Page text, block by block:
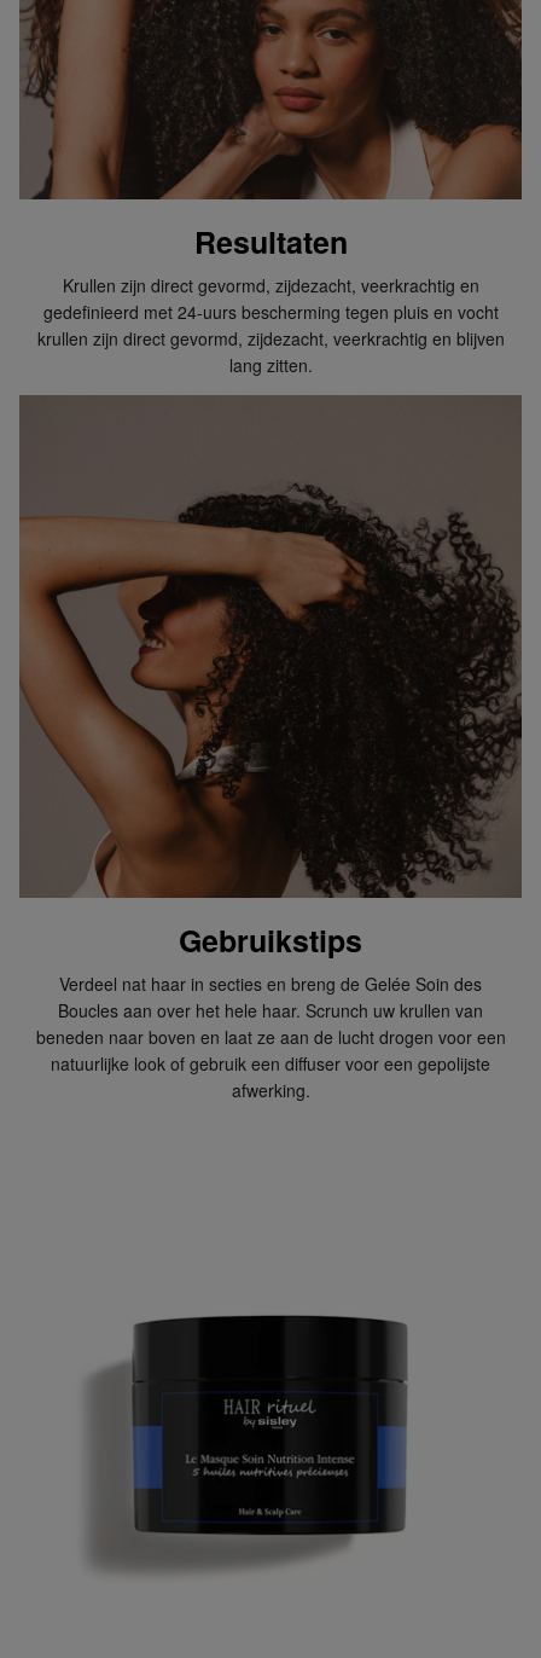
Resultaten
Krullen zijn direct gevormd, zijdezacht, veerkrachtig en
gedefinieerd met 24-uurs bescherming tegen pluis en vocht
krullen zijn direct gevormd, zijdezacht, veerkrachtig en blijven
lang zitten.
Gebruikstips
Verdeel nat haar in secties en breng de Gelée Soin des
Boucles aan over het hele haar. Scrunch uw krullen van
beneden naar boven en laat ze aan de lucht drogen voor een
natuurlijke look of gebruik een diffuser voor een gepolijste
afwerking.